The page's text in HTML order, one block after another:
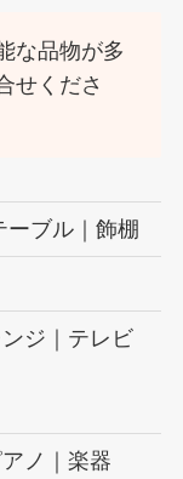
な品物が多
せくださ
ーブル｜飾棚
ジ｜テレビ
ノ｜楽器